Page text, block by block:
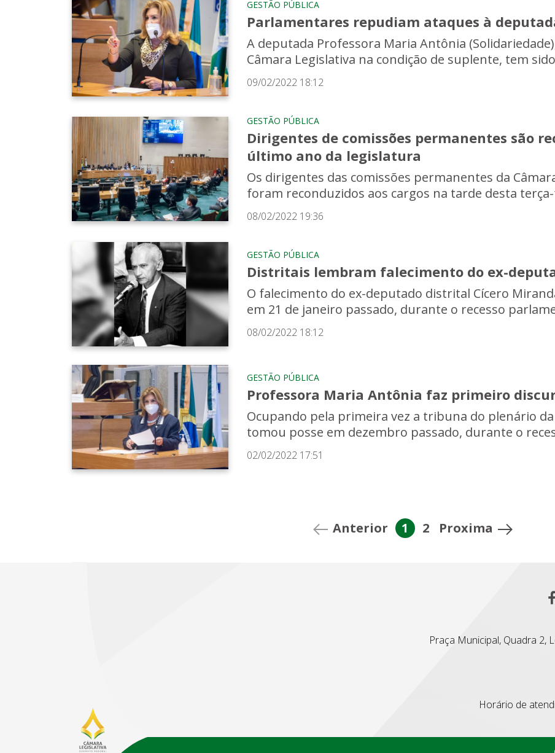
GESTÃO PÚBLICA
Parlamentares repudiam ataques à
A deputada Professora Maria Antônia
Câmara Legislativa na condição de suplente, tem
09/02/2022 18:12
GESTÃO PÚBLICA
Dirigentes de comissões permanentes são
último ano da legislatura
Os dirigentes das comissões permanentes da
foram reconduzidos aos cargos na tarde desta
08/02/2022 19:36
GESTÃO PÚBLICA
Distritais lembram falecimento do ex-
O falecimento do ex-deputado distrital Cícero
em 21 de janeiro passado, durante o recesso
08/02/2022 18:12
GESTÃO PÚBLICA
Professora Maria Antônia faz primeiro
Ocupando pela primeira vez a tribuna do plenário
tomou posse em dezembro passado, durante o
02/02/2022 17:51
Anterior 1 2 Proxima
Praça Municipal, Quadra 2,
Horário de